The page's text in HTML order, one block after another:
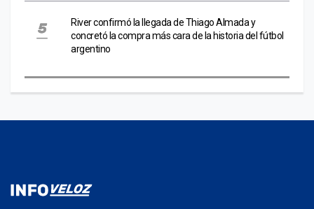
River confirmó la llegada de Thiago Almada y
concretó la compra más cara de la historia del fútbol
argentino